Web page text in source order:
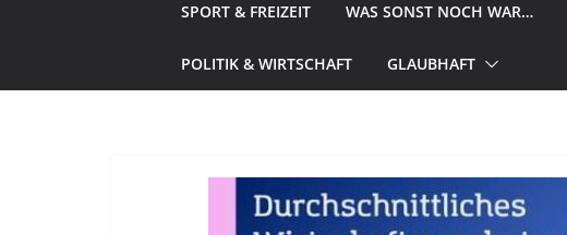
SPORT & FREIZEIT WAS SONST NOCH WAR…
POLITIK & WIRTSCHAFT GLAUBHAFT